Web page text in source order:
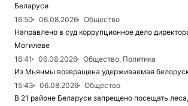
Беларуси
16:50
06.08.2026
Общество
Направлено в суд коррупционное дело
Могилеве
16:41
06.08.2026
Общество, Политика
Из Мьянмы возвращена удерживаемая
15:43
06.08.2026
Общество
В 21 районе Беларуси запрещено посещать